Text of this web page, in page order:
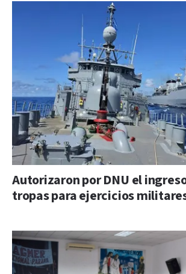
Autorizaron por DNU el
tropas para ejercicios